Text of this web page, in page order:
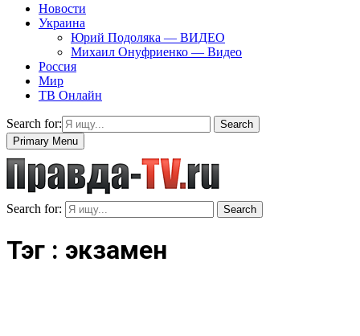
Новости
Украина
Юрий Подоляка — ВИДЕО
Михаил Онуфриенко — Видео
Россия
Мир
ТВ Онлайн
Search for:
Search
Primary Menu
Search for: Search
Тэг : экзамен